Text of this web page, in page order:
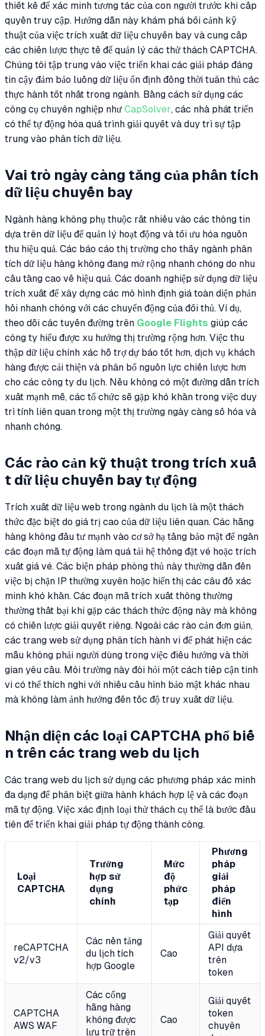
thiết kế để xác minh tương tác của con người trước khi cấp
quyền truy cập. Hướng dẫn này khám phá bối cảnh kỹ
thuật của việc trích xuất dữ liệu chuyến bay và cung cấp
các chiến lược thực tế để quản lý các thử thách CAPTCHA.
Chúng tôi tập trung vào việc triển khai các giải pháp đáng
tin cậy đảm bảo luồng dữ liệu ổn định đồng thời tuân thủ các
thực hành tốt nhất trong ngành. Bằng cách sử dụng các
công cụ chuyên nghiệp như CapSolver, các nhà phát triển
có thể tự động hóa quá trình giải quyết và duy trì sự tập
trung vào phân tích dữ liệu.
Vai trò ngày càng tăng của phân tích
dữ liệu chuyến bay
Ngành hàng không phụ thuộc rất nhiều vào các thông tin
dựa trên dữ liệu để quản lý hoạt động và tối ưu hóa nguồn
thu hiệu quả. Các báo cáo thị trường cho thấy ngành phân
tích dữ liệu hàng không đang mở rộng nhanh chóng do nhu
cầu tăng cao về hiệu quả. Các doanh nghiệp sử dụng dữ liệu
trích xuất để xây dựng các mô hình định giá toàn diện phản
hồi nhanh chóng với các chuyển động của đối thủ. Ví dụ,
theo dõi các tuyến đường trên Google Flights giúp các
công ty hiểu được xu hướng thị trường rộng hơn. Việc thu
thập dữ liệu chính xác hỗ trợ dự báo tốt hơn, dịch vụ khách
hàng được cải thiện và phân bổ nguồn lực chiến lược hơn
cho các công ty du lịch. Nếu không có một đường dẫn trích
xuất mạnh mẽ, các tổ chức sẽ gặp khó khăn trong việc duy
trì tính liên quan trong một thị trường ngày càng số hóa và
nhanh chóng.
Các rào cản kỹ thuật trong trích xuấ
t dữ liệu chuyến bay tự động
Trích xuất dữ liệu web trong ngành du lịch là một thách
thức đặc biệt do giá trị cao của dữ liệu liên quan. Các hãng
hàng không đầu tư mạnh vào cơ sở hạ tầng bảo mật để ngăn
các đoạn mã tự động làm quá tải hệ thống đặt vé hoặc trích
xuất giá vé. Các biện pháp phòng thủ này thường dẫn đến
việc bị chặn IP thường xuyên hoặc hiển thị các câu đố xác
minh khó khăn. Các đoạn mã trích xuất thông thường
thường thất bại khi gặp các thách thức động này mà không
có chiến lược giải quyết riêng. Ngoài các rào cản đơn giản,
các trang web sử dụng phân tích hành vi để phát hiện các
mẫu không phải người dùng trong việc điều hướng và thời
gian yêu cầu. Môi trường này đòi hỏi một cách tiếp cận tinh
vi có thể thích nghi với nhiều cấu hình bảo mật khác nhau
mà không làm ảnh hưởng đến tốc độ truy xuất dữ liệu.
Nhận diện các loại CAPTCHA phổ biế
n trên các trang web du lịch
Các trang web du lịch sử dụng các phương pháp xác minh
đa dạng để phân biệt giữa hành khách hợp lệ và các đoạn
mã tự động. Việc xác định loại thử thách cụ thể là bước đầu
tiên để triển khai giải pháp tự động thành công.
Loại
CAPTCHA
Trường
hợp sử
dụng
chính
Mức
độ
phức
tạp
Phương
pháp
giải
pháp
điển
hình
reCAPTCHA
v2/v3
Các nền tảng
du lịch tích
hợp Google
Cao
Giải quyết
API dựa
trên
token
CAPTCHA
AWS WAF
Các cổng
hãng hàng
không được
lưu trữ trên
Cao
Giải quyết
token
chuyên